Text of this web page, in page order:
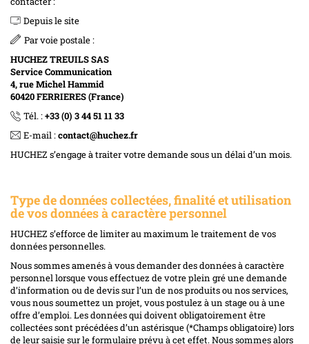
Depuis le site
Par voie postale :
HUCHEZ TREUILS SAS
Service Communication
4, rue Michel Hammid
60420 FERRIERES (France)
Tél. :+33 (0) 3 44 51 11 33
E-mail :contact@huchez.fr
HUCHEZ s’engage à traiter votre demande sous un délai d’un mois.
Type de données collectées, finalité et utilisation
de vos données à caractère personnel
HUCHEZ s’efforce de limiter au maximum le traitement de vos
données personnelles.
Nous sommes amenés à vous demander des données à caractère
personnel lorsque vous effectuez de votre plein gré une demande
d’information ou de devis sur l’un de nos produits ou nos services,
vous nous soumettez un projet, vous postulez à un stage ou à une
offre d’emploi. Les données qui doivent obligatoirement être
collectées sont précédées d’un astérisque (*Champs obligatoire) lors
de leur saisie sur le formulaire prévu à cet effet. Nous sommes alors